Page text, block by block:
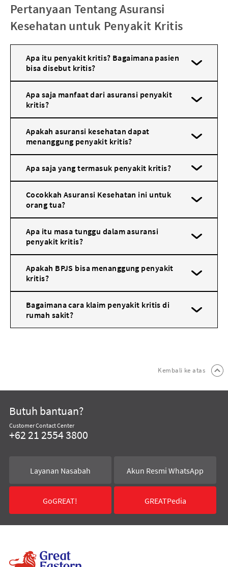
Pertanyaan Tentang Asuransi
Kesehatan untuk Penyakit Kritis
Apa itu penyakit kritis? Bagaimana pasien
bisa disebut kritis?
Apa saja manfaat dari asuransi penyakit
kritis?
Apakah asuransi kesehatan dapat
menanggung penyakit kritis?
Apa saja yang termasuk penyakit kritis?
Cocokkah Asuransi Kesehatan ini untuk
orang tua?
Apa itu masa tunggu dalam asuransi
penyakit kritis?
Apakah BPJS bisa menanggung penyakit
kritis?
Bagaimana cara klaim penyakit kritis di
rumah sakit?
Kembali ke atas
Butuh bantuan?
Customer Contact Center
+62 21 2554 3800
Layanan Nasabah Akun Resmi WhatsApp
GoGREAT! GREATPedia